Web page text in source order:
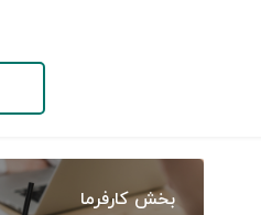
بخش کارفرما